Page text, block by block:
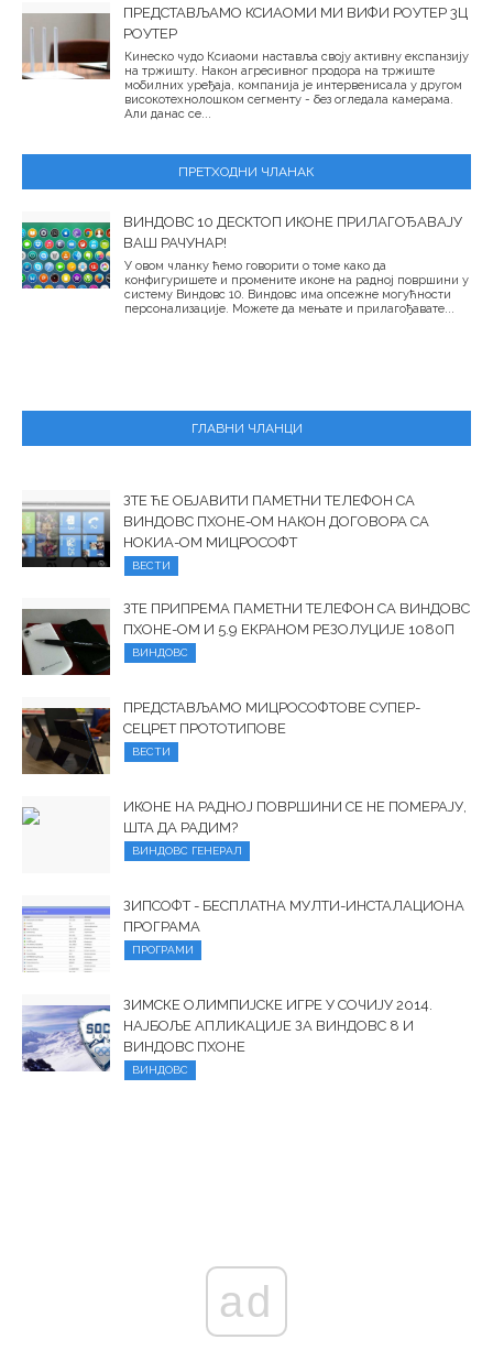
ПРЕДСТАВЉАМО КСИАОМИ МИ ВИФИ РОУТЕР 3Ц
РОУТЕР
Кинеско чудо Ксиаоми наставља своју активну експанзију
на тржишту. Након агресивног продора на тржиште
мобилних уређаја, компанија је интервенисала у другом
високотехнолошком сегменту - без огледала камерама.
Али данас се...
ПРЕТХОДНИ ЧЛАНАК
ВИНДОВС 10 ДЕСКТОП ИКОНЕ ПРИЛАГОЂАВАЈУ
ВАШ РАЧУНАР!
У овом чланку ћемо говорити о томе како да
конфигуришете и промените иконе на радној површини у
систему Виндовс 10. Виндовс има опсежне могућности
персонализације. Можете да мењате и прилагођавате...
ГЛАВНИ ЧЛАНЦИ
ЗТЕ ЋЕ ОБЈАВИТИ ПАМЕТНИ ТЕЛЕФОН СА
ВИНДОВС ПХОНЕ-ОМ НАКОН ДОГОВОРА СА
НОКИА-ОМ МИЦРОСОФТ
ВЕСТИ
ЗТЕ ПРИПРЕМА ПАМЕТНИ ТЕЛЕФОН СА ВИНДОВС
ПХОНЕ-ОМ И 5.9 ЕКРАНОМ РЕЗОЛУЦИЈЕ 1080П
ВИНДОВС
ПРЕДСТАВЉАМО МИЦРОСОФТОВЕ СУПЕР-
СЕЦРЕТ ПРОТОТИПОВЕ
ВЕСТИ
ИКОНЕ НА РАДНОЈ ПОВРШИНИ СЕ НЕ ПОМЕРАЈУ,
ШТА ДА РАДИМ?
ВИНДОВС ГЕНЕРАЛ
ЗИПСОФТ - БЕСПЛАТНА МУЛТИ-ИНСТАЛАЦИОНА
ПРОГРАМА
ПРОГРАМИ
ЗИМСКЕ ОЛИМПИЈСКЕ ИГРЕ У СОЧИЈУ 2014.
НАЈБОЉЕ АПЛИКАЦИЈЕ ЗА ВИНДОВС 8 И
ВИНДОВС ПХОНЕ
ВИНДОВС
ad